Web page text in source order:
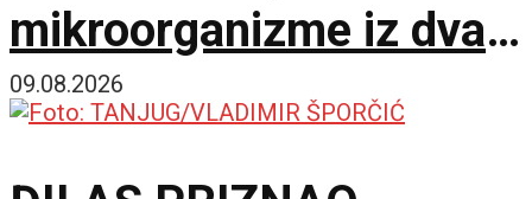
mikroorganizme iz dva
potpuno različita sveta
09.08.2026